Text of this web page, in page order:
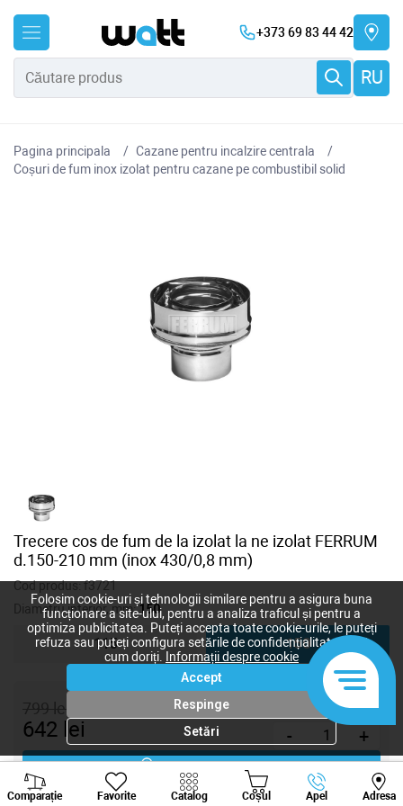
+373 69 83 44 42
RU
Pagina principala
Cazane pentru incalzire centrala
Coșuri de fum inox izolat pentru cazane pe combustibil solid
Trecere cos de fum de la izolat la ne izolat FERRUM
d.150-210 mm (inox 430/0,8 mm)
Cod produs:f3721
Diametru interior, mm:150
115 150
799lei
642 lei - +
Cumpără acum
Comparație Favorite Catalog Coșul Apel Adresa
Viber Whatsapp
Folosim cookie-uri și tehnologii similare pentru a asigura buna
funcționare a site-ului, pentru a analiza traficul și pentru a
optimiza publicitatea. Puteți accepta toate cookie-urile, le puteți
refuza sau puteți configura setările de confidențialitate după
cum doriți.
Informații despre cookie
Accept
Respinge
Setări